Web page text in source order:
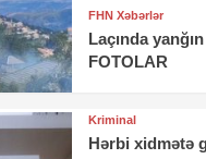
FHN Xəbərlər
Laçında
FOTOLAR
Kriminal
Hərbi xidmətə